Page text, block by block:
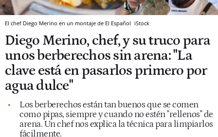
El chef Diego Merino en un montaje de El Español iStock
Diego Merino, chef, y su truco para
unos berberechos sin arena: "La
clave está en pasarlos primero por
agua dulce"
Los berberechos están tan buenos que se comen
como pipas, siempre y cuando no estén "rellenos" de
arena. Un chef nos explica la técnica para limpiarlos
fácilmente.